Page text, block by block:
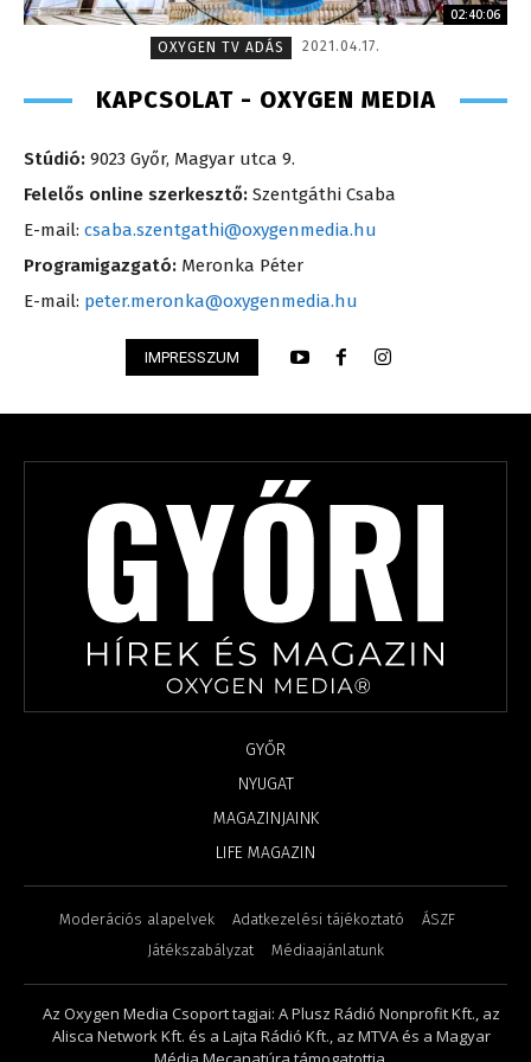
02:40:06
OXYGEN TV ADÁS
2021.04.17.
KAPCSOLAT - OXYGEN MEDIA
Stúdió: 9023 Győr, Magyar utca 9.
Felelős online szerkesztő: Szentgáthi Csaba
E-mail: csaba.szentgathi@oxygenmedia.hu
Programigazgató: Meronka Péter
E-mail: peter.meronka@oxygenmedia.hu
IMPRESSZUM
GYŐR
NYUGAT
MAGAZINJAINK
LIFE MAGAZIN
Moderációs alapelvek Adatkezelési tájékoztató
ÁSZF
Játékszabályzat
Médiaajánlatunk
Az Oxygen Media Csoport tagjai: A Plusz Rádió Nonprofit Kft., az
Alisca Network Kft. és a Lajta Rádió Kft., az MTVA és a Magyar